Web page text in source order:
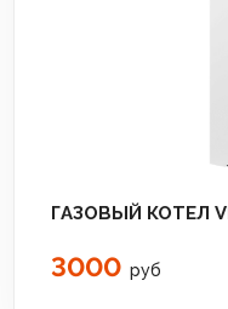
ГАЗОВЫЙ КОТЕЛ
3000 руб